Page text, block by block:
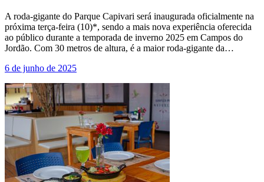
A roda-gigante do Parque Capivari será inaugurada oficialmente na
próxima terça-feira (10)*, sendo a mais nova experiência oferecida
ao público durante a temporada de inverno 2025 em Campos do
Jordão. Com 30 metros de altura, é a maior roda-gigante da…
6 de junho de 2025